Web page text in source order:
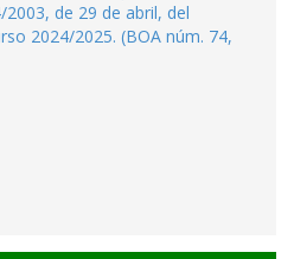
de 29 de abril, del
2024/2025. (BOA núm. 74,